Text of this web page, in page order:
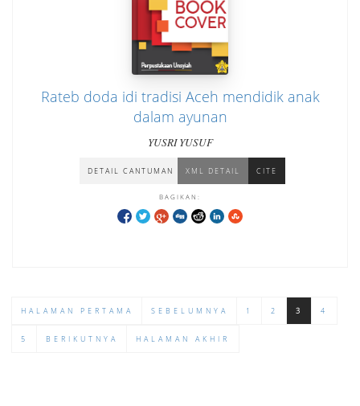
Rateb doda idi tradisi Aceh mendidik anak
dalam ayunan
YUSRI YUSUF
DETAIL CANTUMAN XML DETAIL CITE
BAGIKAN:
HALAMAN PERTAMA SEBELUMNYA 1 2 3 4
5 BERIKUTNYA HALAMAN AKHIR